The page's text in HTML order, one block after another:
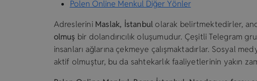
Polen Online Menkul Diğer Yönler
Adreslerini Maslak, İstanbul olarak belirtmektedirler,
olmuş bir dolandırıcılık oluşumudur. Çeşitli Telegram
insanları ağlarına çekmeye çalışmaktadırlar. Sosyal
aktif olmuştur, bu da sahtekarlık faaliyetlerinin yakın